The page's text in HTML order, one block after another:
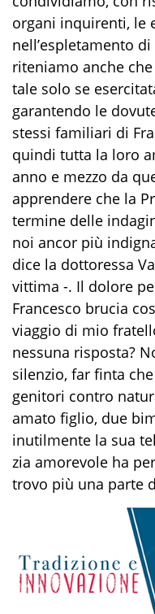
organi inquirenti, le
nell’espletamento
riteniamo anche
tale solo se
garantendo le
stessi familiari di
quindi tutta la loro
anno e mezzo da
apprendere che la
termine delle
noi ancor più
dice la dottoressa
vittima -. Il dolore
Francesco brucia
viaggio di mio
nessuna risposta?
silenzio, far finta
genitori contro
amato figlio, due
inutilmente la sua
zia amorevole ha
trovo più una parte